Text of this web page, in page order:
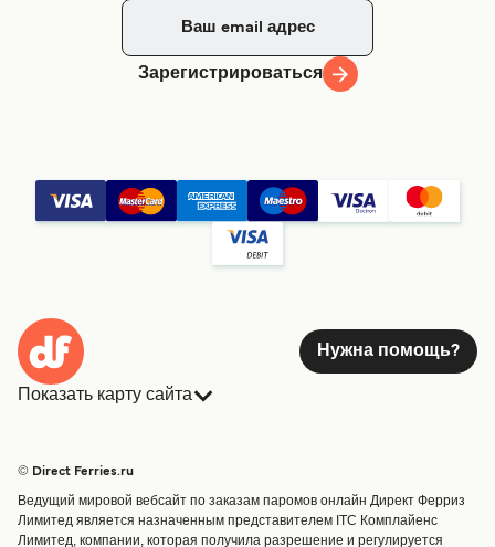
Зарегистрироваться
Нужна помощь?
Показать карту сайта
Страны
Обслуживание клиентов
Операторы
Маршруты и порты
Грузоперевозки
© Direct Ferries.ru
Ведущий мировой вебсайт по заказам паромов онлайн Директ Ферриз
Лимитед является назначенным представителем ITC Комплайенс
Лимитед, компании, которая получила разрешение и регулируется